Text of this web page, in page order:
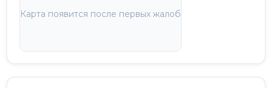
Карта появится после первых жалоб